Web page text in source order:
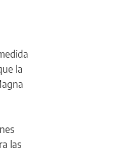
la
las